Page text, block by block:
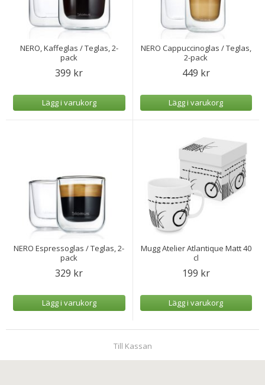
NERO, Kaffeglas / Teglas, 2-
pack
399 kr
Lägg i varukorg
NERO Cappuccinoglas / Teglas,
2-pack
449 kr
Lägg i varukorg
NERO Espressoglas / Teglas, 2-
pack
329 kr
Lägg i varukorg
Mugg Atelier Atlantique Matt 40
cl
199 kr
Lägg i varukorg
Till Kassan